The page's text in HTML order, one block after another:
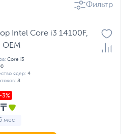
Фильтр
Intel Core i3 14100F,
OEM
Core i3
ядер: 4
8
мес